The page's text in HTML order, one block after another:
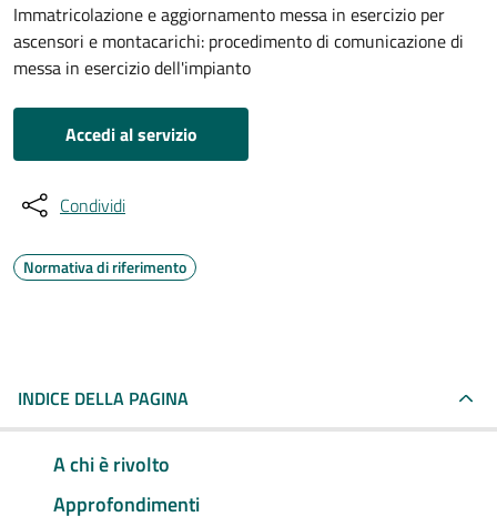
Immatricolazione e aggiornamento messa in esercizio per
ascensori e montacarichi: procedimento di comunicazione di
messa in esercizio dell'impianto
Accedi al servizio
Condividi
Normativa di riferimento
INDICE DELLA PAGINA
A chi è rivolto
Approfondimenti